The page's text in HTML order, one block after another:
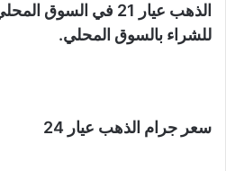
للشراء بالسوق المحلي.
سعر جرام الذهب عيار 24